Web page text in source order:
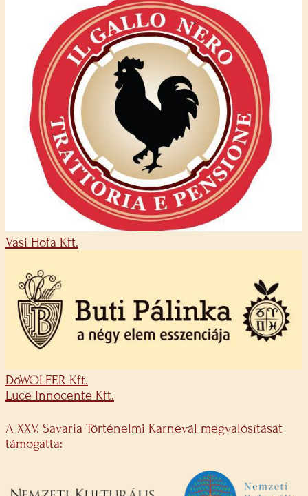
Vasi Hofa Kft.
DöWOLFER Kft.
Luce Innocente Kft.
A XXV. Savaria Történelmi Karnevál megvalósítását
támogatta: